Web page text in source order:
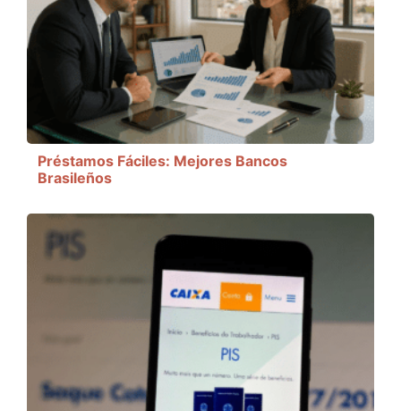
Préstamos Fáciles: Mejores Bancos
Brasileños